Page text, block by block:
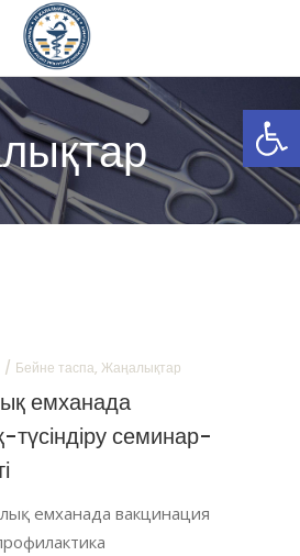
Бейне таспа, Жаңалықтар
емханада
түсіндіру семинар-
емханада вакцинация